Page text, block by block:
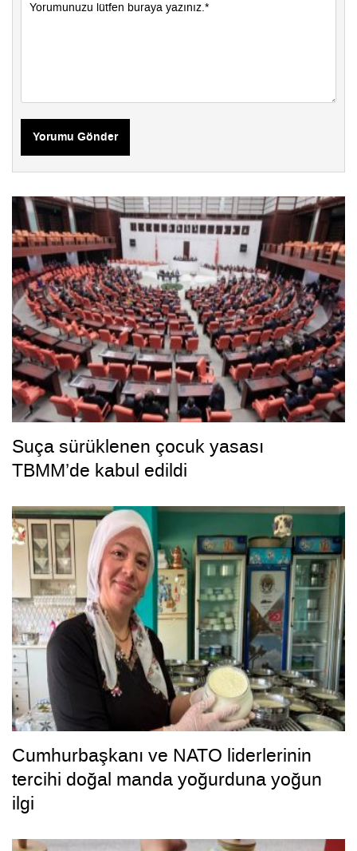
Yorumu Gönder
Suça sürüklenen çocuk yasası
TBMM’de kabul edildi
Cumhurbaşkanı ve NATO liderlerinin
tercihi doğal manda yoğurduna yoğun
ilgi